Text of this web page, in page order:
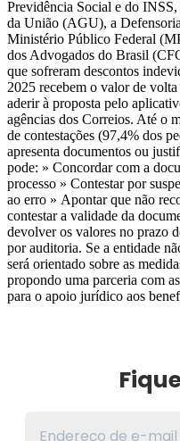
Previdência Social e do
da União (AGU), a
Ministério Público Federal
dos Advogados do Brasil
que sofreram descontos
2025 recebem o valor de
aderir à proposta pelo
agências dos Correios. Até o
de contestações (97,4% dos
apresenta documentos ou
pode: » Concordar com a
processo » Contestar por
ao erro » Apontar que não
contestar a validade da
devolver os valores no prazo
por auditoria. Se a entidade
será orientado sobre as
propondo uma parceria com
para o apoio jurídico aos